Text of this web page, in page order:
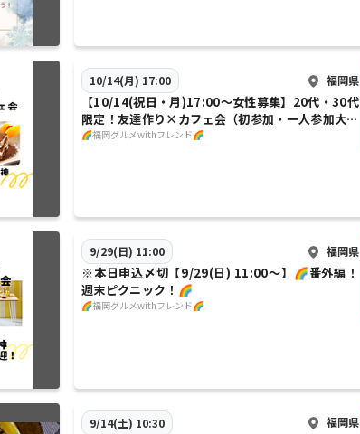
10/14(月) 17:00 福岡県
【10/14(祝日・月)17:00～女性募集】20代・30代
限定！友達作り×カフェ会（初参加・一人参加大歓
迎🌈）
🌈福岡グルメwithフレンド🌈
9/29(日) 11:00 福岡県
※本日申込〆切【9/29(日) 11:00〜】🌈番外編！
週末ピクニック！🌈
🌈福岡グルメwithフレンド🌈
9/14(土) 10:30 福岡県